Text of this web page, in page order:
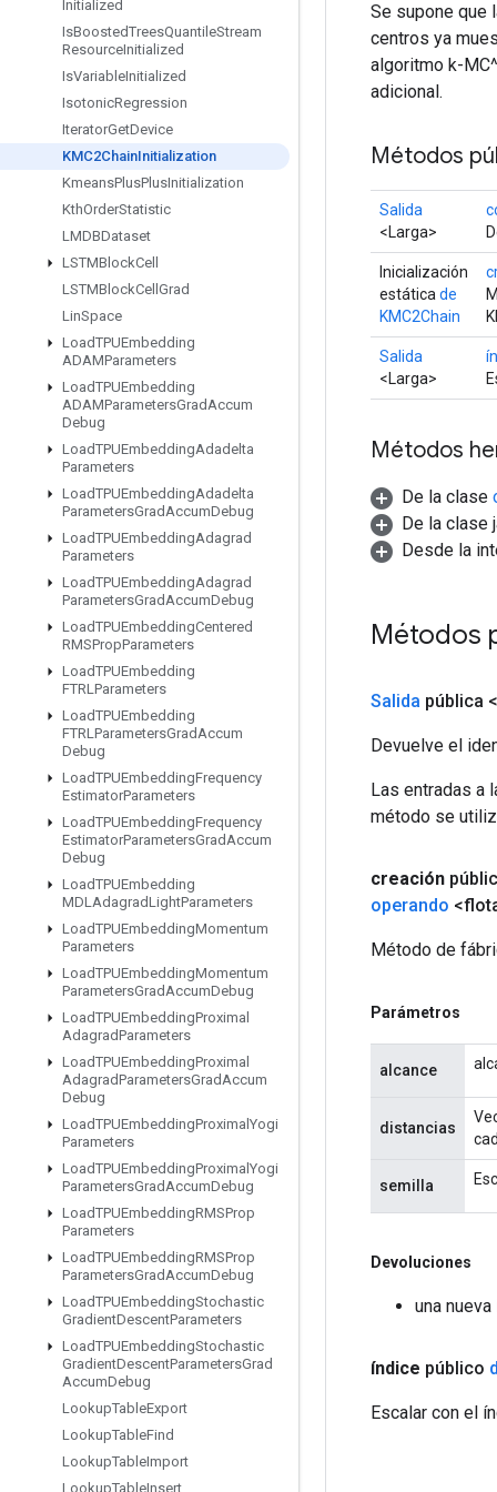
Initialized
IsBoostedTreesQuantileStream
ResourceInitialized
IsVariableInitialized
IsotonicRegression
IteratorGetDevice
KMC2ChainInitialization
KmeansPlusPlusInitialization
KthOrderStatistic
LMDBDataset
LSTMBlockCell
LSTMBlockCell Grad
LinSpace
LoadTPUEmbedding
ADAMParameters
LoadTPUEmbedding
ADAMParametersGradAccum
Debug
LoadTPUEmbeddingAdadelta
Parameters
LoadTPUEmbeddingAdadelta
ParametersGradAccumDebug
LoadTPUEmbeddingAdagrad
Parameters
LoadTPUEmbeddingAdagrad
ParametersGradAccumDebug
LoadTPUEmbeddingCentered
RMSPropParameters
LoadTPUEmbedding
FTRLParameters
LoadTPUEmbedding
FTRLParametersGradAccum
Debug
LoadTPUEmbeddingFrequency
EstimatorParameters
LoadTPUEmbeddingFrequency
EstimatorParametersGradAccum
Debug
LoadTPUEmbedding
MDLAdagradLightParameters
LoadTPUEmbeddingMomentum
Parameters
LoadTPUEmbeddingMomentum
ParametersGradAccumDebug
LoadTPUEmbeddingProximal
AdagradParameters
LoadTPUEmbeddingProximal
AdagradParametersGradAccum
Debug
LoadTPUEmbeddingProximal Yogi
Parameters
LoadTPUEmbeddingProximal Yogi
ParametersGradAccumDebug
LoadTPUEmbeddingRMSProp
Parameters
LoadTPUEmbeddingRMSProp
ParametersGradAccumDebug
LoadTPUEmbeddingStochastic
GradientDescentParameters
LoadTPUEmbeddingStochastic
GradientDescentParametersGrad
AccumDebug
LookupTableExport
LookupTableFind
LookupTableImport
LookupTableInsert
Se supone que
centros ya
algoritmo k-
adicional.
Métodos
Salida
<Larga>
Inicialización
estática de
KMC2Chain
Salida
<Larga>
Métodos
De la clase
De la clase
Desde la
Métodos
Salida pública
Devuelve el
Las entradas a
método se
creación
operando
Método de
Parámetros
alcance
distancias
semilla
Devoluciones
una
índice público
Escalar con el